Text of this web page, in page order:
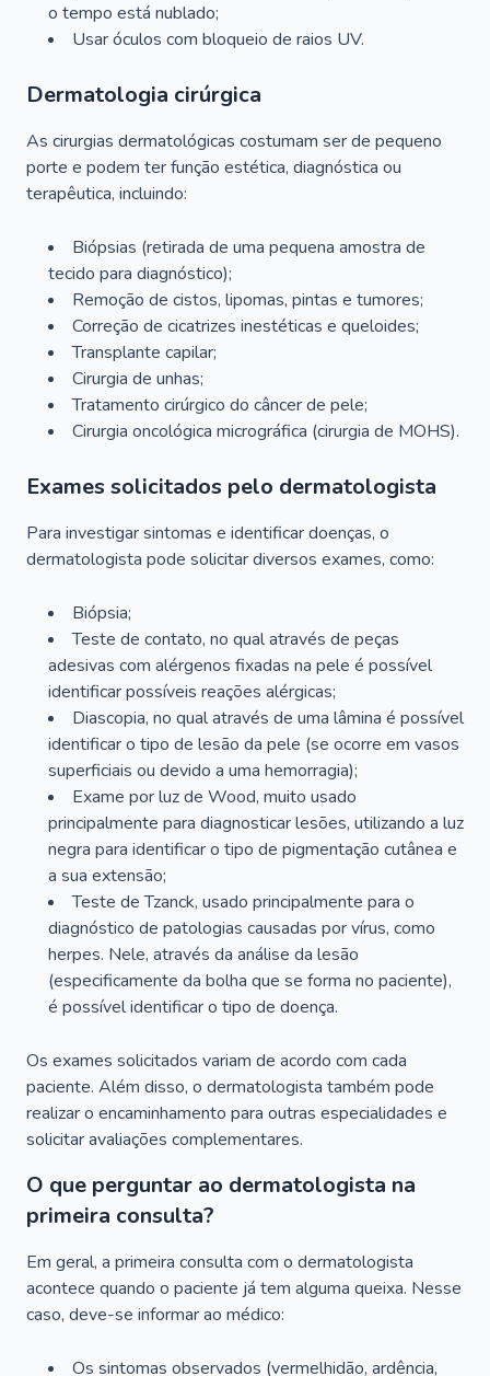
o tempo está nublado;
Usar óculos com bloqueio de raios UV.
Dermatologia cirúrgica
As cirurgias dermatológicas costumam ser de pequeno
porte e podem ter função estética, diagnóstica ou
terapêutica, incluindo:
Biópsias (retirada de uma pequena amostra de
tecido para diagnóstico);
Remoção de cistos, lipomas, pintas e tumores;
Correção de cicatrizes inestéticas e queloides;
Transplante capilar;
Cirurgia de unhas;
Tratamento cirúrgico do câncer de pele;
Cirurgia oncológica micrográfica (cirurgia de MOHS).
Exames solicitados pelo dermatologista
Para investigar sintomas e identificar doenças, o
dermatologista pode solicitar diversos exames, como:
Biópsia;
Teste de contato, no qual através de peças
adesivas com alérgenos fixadas na pele é possível
identificar possíveis reações alérgicas;
Diascopia, no qual através de uma lâmina é possível
identificar o tipo de lesão da pele (se ocorre em vasos
superficiais ou devido a uma hemorragia);
Exame por luz de Wood, muito usado
principalmente para diagnosticar lesões, utilizando a luz
negra para identificar o tipo de pigmentação cutânea e
a sua extensão;
Teste de Tzanck, usado principalmente para o
diagnóstico de patologias causadas por vírus, como
herpes. Nele, através da análise da lesão
(especificamente da bolha que se forma no paciente),
é possível identificar o tipo de doença.
Os exames solicitados variam de acordo com cada
paciente. Além disso, o dermatologista também pode
realizar o encaminhamento para outras especialidades e
solicitar avaliações complementares.
O que perguntar ao dermatologista na
primeira consulta?
Em geral, a primeira consulta com o dermatologista
acontece quando o paciente já tem alguma queixa. Nesse
caso, deve-se informar ao médico:
Os sintomas observados (vermelhidão, ardência,